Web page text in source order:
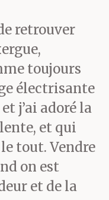
Tu es
dans
su
; une
son
retrouver
toujours
électrisante
j’ai adoré la
et qui
tout. Vendre
on est
et de la